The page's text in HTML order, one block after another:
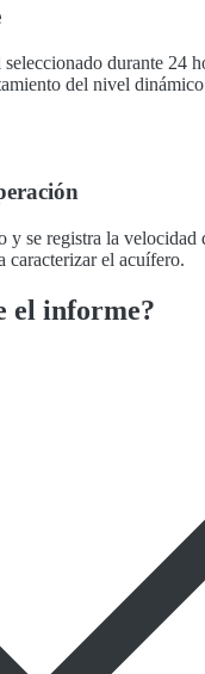
seleccionado durante 24
del nivel
y se registra la velocidad
caracterizar el acuífero.
el informe?